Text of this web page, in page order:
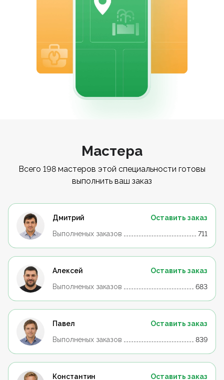
Мастера
Всего 198 мастеров этой специальности готовы
выполнить ваш заказ
Дмитрий
Оставить заказ
Выполненых заказов
711
Алексей
Оставить заказ
Выполненых заказов
683
Павел
Оставить заказ
Выполненых заказов
839
Константин Оставить заказ